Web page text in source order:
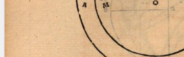
Conference
Arabic Works
Arabic Manuscripts